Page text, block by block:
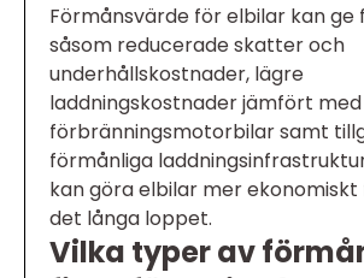
Förmånsvärde för elbilar kan
såsom reducerade skatter och
underhållskostnader, lägre
laddningskostnader jämfört med
förbränningsmotorbilar samt
förmånliga
kan göra elbilar mer
det långa loppet.
Vilka typer av